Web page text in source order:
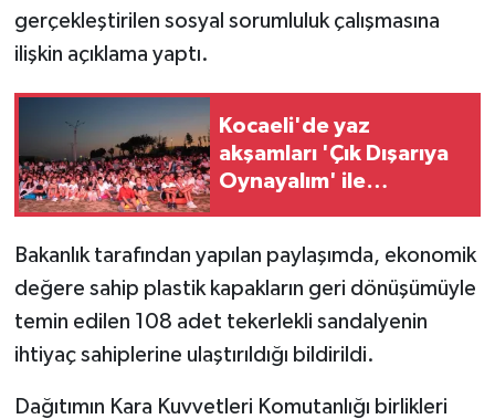
gerçekleştirilen sosyal sorumluluk çalışmasına
ilişkin açıklama yaptı.
Kocaeli'de yaz
akşamları 'Çık Dışarıya
Oynayalım' ile
Bakanlık tarafından yapılan paylaşımda, ekonomik
değere sahip plastik kapakların geri dönüşümüyle
temin edilen 108 adet tekerlekli sandalyenin
ihtiyaç sahiplerine ulaştırıldığı bildirildi.
Dağıtımın Kara Kuvvetleri Komutanlığı birlikleri